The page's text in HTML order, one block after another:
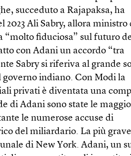
succeduto a Rajapaksa, ha
2023 Ali Sabry, allora ministro
“molto fiduciosa” sul futuro
con Adani un accordo “tra
Sabry si riferiva al grande
indiano. Con Modi la
privati è diventata una
di Adani sono state le
le numerose accuse di
del miliardario. La più
di New York. Adani, un